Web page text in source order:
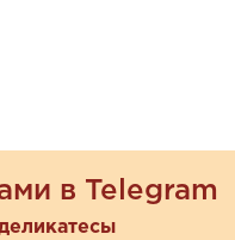
в Telegram